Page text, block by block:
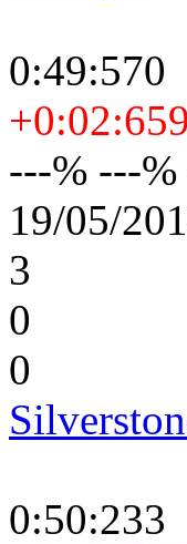
0:49:570
+0:02:659
---% ---
19/05/
3
0
0
0:50:233